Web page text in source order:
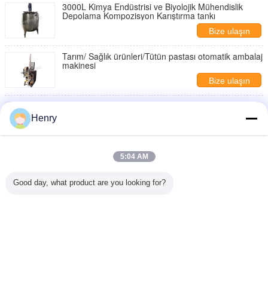
3000L Kimya Endüstrisi ve Biyolojik Mühendislik
Depolama Kompozisyon Karıştırma tankı
Bize ulaşın
Tarım/ Sağlık ürünleri/Tütün pastası otomatik ambalaj
makinesi
Bize ulaşın
Gıda/İlaç/Kimya Pasta Otomatik Paketleme Makinesi
BH-TP2 RYO Tütün Torbası Paketleme Makinaları
Henry
5:04 AM
Good day, what product are you looking for?